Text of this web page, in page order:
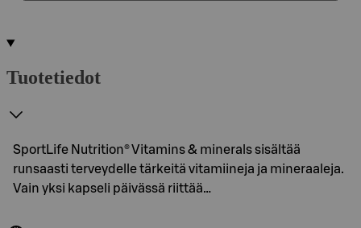
Tuotetiedot
SportLife Nutrition® Vitamins & minerals sisältää
runsaasti terveydelle tärkeitä vitamiineja ja mineraaleja.
Vain yksi kapseli päivässä riittää…